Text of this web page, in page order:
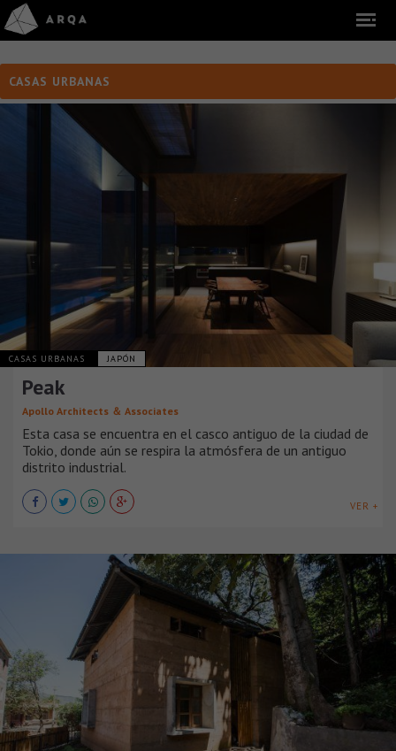
CASAS URBANAS
CASAS URBANAS JAPÓN
Peak
Apollo Architects ＆ Associates
Esta casa se encuentra en el casco antiguo de la ciudad de
Tokio, donde aún se respira la atmósfera de un antiguo
distrito industrial.
VER +